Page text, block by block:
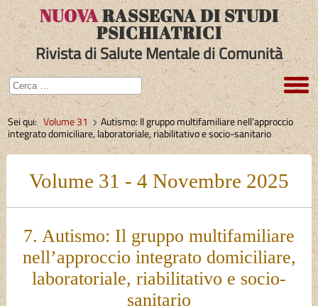
NUOVARASSEGNA DI STUDI
PSICHIATRICI
Rivista di Salute Mentale di Comunità
Sei qui:Volume 31
Autismo: Il gruppo multifamiliare nell’approccio
integrato domiciliare, laboratoriale, riabilitativo e socio-sanitario
Volume 31 - 4 Novembre 2025
7. Autismo: Il gruppo multifamiliare
nell’approccio integrato domiciliare,
laboratoriale, riabilitativo e socio-
sanitario